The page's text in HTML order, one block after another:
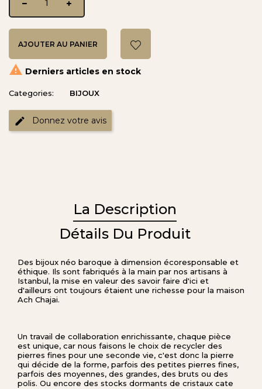
AJOUTER AU PANIER
 Derniers articles en stock
Categories: BIJOUX
Donnez votre avis
La Description
Détails Du Produit
Des bijoux néo baroque à dimension écoresponsable et
éthique. Ils sont fabriqués à la main par nos artisans à
Istanbul, la mise en valeur des savoir faire d'ici et
d'ailleurs ont toujours étaient une richesse pour la maison
Ach Chajai.
Un travail de collaboration enrichissante, chaque pièce
est unique, car nous faisons le choix de recycler des
pierres fines pour une seconde vie, c'est donc la pierre
qui décide de la forme, parfois des petites pierres fines,
parfois des moyennes, des grandes, des bruts ou des
polis. Ou encore des stocks dormants de cristaux cate